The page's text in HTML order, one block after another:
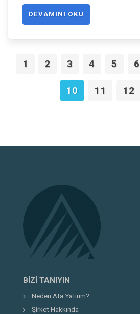
DEVAMINI OKU
1 2 3 4 5 6
10 11 12
BIZI TANIYIN
Neden Ata Yatırım?
Şirket Hakkında